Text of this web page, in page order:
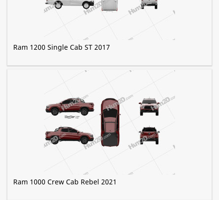
Ram 1200 Single Cab ST 2017
Ram 1000 Crew Cab Rebel 2021